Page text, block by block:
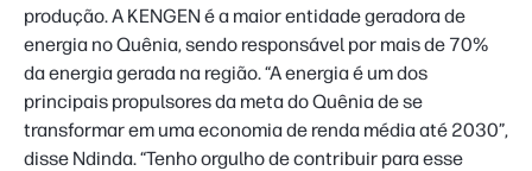
produção. A KENGEN é a maior entidade geradora de
energia no Quênia, sendo responsável por mais de 70%
da energia gerada na região. “A energia é um dos
principais propulsores da meta do Quênia de se
transformar em uma economia de renda média até 2030”,
disse Ndinda. “Tenho orgulho de contribuir para esse